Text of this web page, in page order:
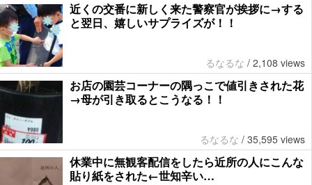
近くの交番に新しく来た警察官が挨拶に→する
と翌日、嬉しいサプライズが！！
るなるな / 2,108 views
お店の園芸コーナーの隅っこで値引きされた花
→母が引き取るとこうなる！！
るなるな / 35,595 views
休業中に無観客配信をしたら近所の人にこんな
貼り紙をされた←世知辛い…